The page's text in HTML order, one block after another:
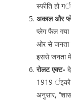
स्फीति हो
अकाल और
प्लेग फैल
ओर से जनता
इससे जनता में
रोलट एक्ट-
1919 र्इको
अनुसार,